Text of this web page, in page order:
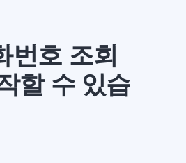
번호 조회
할 수 있습